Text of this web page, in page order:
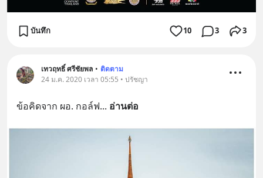
บันทึก 10 3 3
เทวฤทธิ์ ศรีชัยพล • ติดตาม
24 ม.ค. 2020 เวลา 05:55 • ปรัชญา
ข้อคิดจาก ผอ. กอล์ฟ... อ่านต่อ